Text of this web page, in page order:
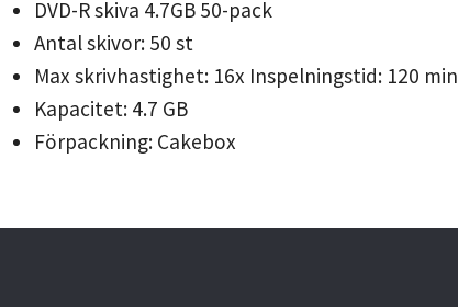
DVD-R skiva 4.7GB 50-pack
Antal skivor: 50 st
Max skrivhastighet: 16x Inspelningstid: 120 min
Kapacitet: 4.7 GB
Förpackning: Cakebox